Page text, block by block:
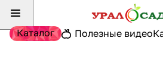
Каталог Полезные видео